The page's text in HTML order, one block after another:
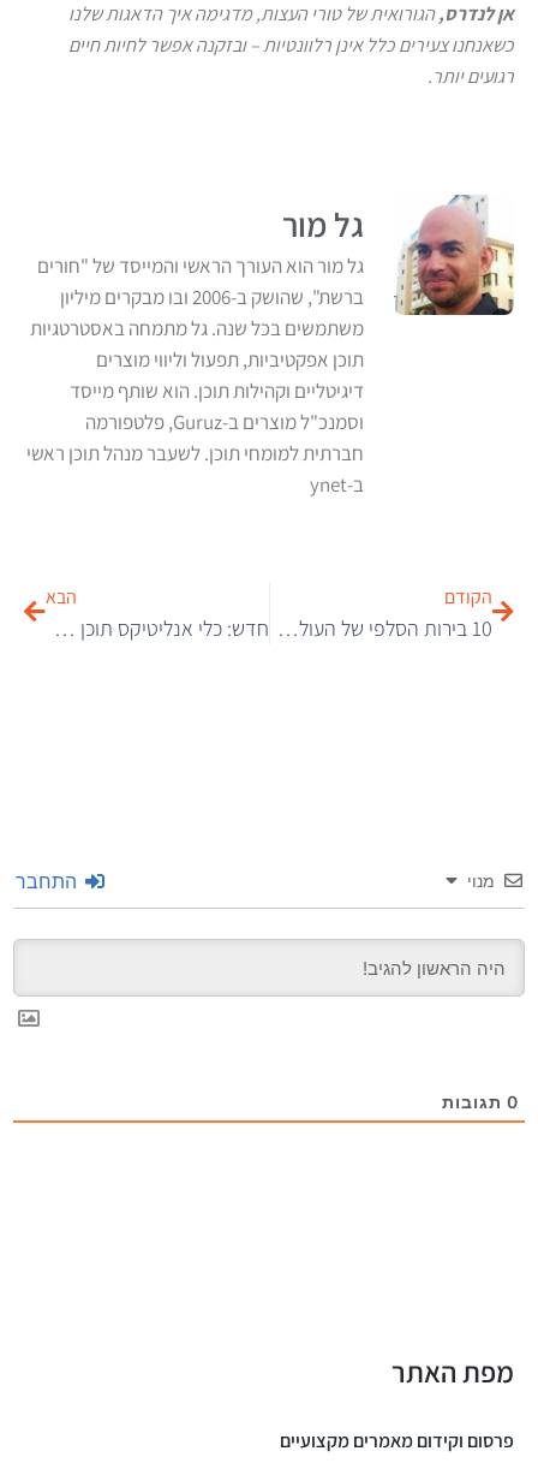
אן לנדרס,הגורואית של טורי העצות, מדגימה איך הדאגות שלנו
כשאנחנו צעירים כלל אינן רלוונטיות – ובזקנה אפשר לחיות חיים
רגועים יותר.
גל מור
גל מור הוא העורך הראשי והמייסד של "חורים
ברשת", שהושק ב-2006 ובו מבקרים מיליון
משתמשים בכל שנה. גל מתמחה באסטרטגיות
תוכן אפקטיביות, תפעול וליווי מוצרים
דיגיטליים וקהילות תוכן. הוא שותף מייסד
וסמנכ"ל מוצרים ב-Guruz, פלטפורמה
חברתית למומחי תוכן. לשעבר מנהל תוכן ראשי
ב-ynet
הקודם
10 בירות הסלפי של העולם: יש לנו מקום של כבוד!
הבא
חדש: כלי אנליטיקס תוכן לכותבים ובעלי ערוצים ב”חורים ברשת”
מנוי התחבר
0תגובות
מפת האתר
פרסום וקידום מאמרים מקצועיים